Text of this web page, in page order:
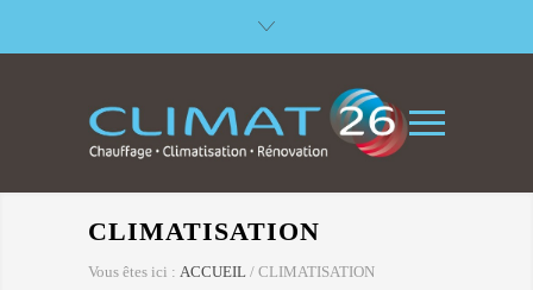
CLIMATISATION
Vous êtes ici : ACCUEIL / CLIMATISATION